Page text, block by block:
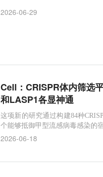
2026-06-29
Cell：CRISPR体内筛选
和LASP1各显神通
这项新的研究通过构建84种
个能够抵御甲型流感病毒感染的
2026-06-18